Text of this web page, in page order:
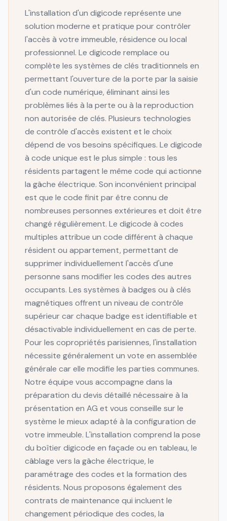
L'installation d'un digicode représente une
solution moderne et pratique pour contrôler
l'accès à votre immeuble, résidence ou local
professionnel. Le digicode remplace ou
complète les systèmes de clés traditionnels en
permettant l'ouverture de la porte par la saisie
d'un code numérique, éliminant ainsi les
problèmes liés à la perte ou à la reproduction
non autorisée de clés. Plusieurs technologies
de contrôle d'accès existent et le choix
dépend de vos besoins spécifiques. Le digicode
à code unique est le plus simple : tous les
résidents partagent le même code qui actionne
la gâche électrique. Son inconvénient principal
est que le code finit par être connu de
nombreuses personnes extérieures et doit être
changé régulièrement. Le digicode à codes
multiples attribue un code différent à chaque
résident ou appartement, permettant de
supprimer individuellement l'accès d'une
personne sans modifier les codes des autres
occupants. Les systèmes à badges ou à clés
magnétiques offrent un niveau de contrôle
supérieur car chaque badge est identifiable et
désactivable individuellement en cas de perte.
Pour les copropriétés parisiennes, l'installation
nécessite généralement un vote en assemblée
générale car elle modifie les parties communes.
Notre équipe vous accompagne dans la
préparation du devis détaillé nécessaire à la
présentation en AG et vous conseille sur le
système le mieux adapté à la configuration de
votre immeuble. L'installation comprend la pose
du boîtier digicode en façade ou en tableau, le
câblage vers la gâche électrique, le
paramétrage des codes et la formation des
résidents. Nous proposons également des
contrats de maintenance qui incluent le
changement périodique des codes, la